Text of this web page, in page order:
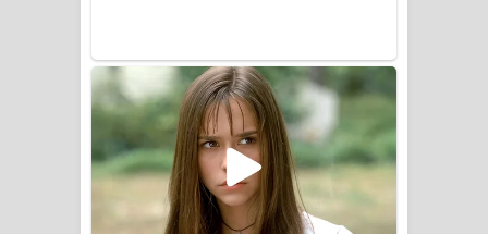
දුන් ආදරේ ගීතයේ පද පෙළ
Liyamuda Dan Anagathe Song Lyrics
- ලියමුද දැන් අනාගතේ ගීතයේ පද පෙළ
Doni Song Lyrics - දෝණි ගීතයේ පද